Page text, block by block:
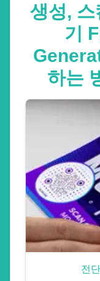
생성, 스
기
하는
전